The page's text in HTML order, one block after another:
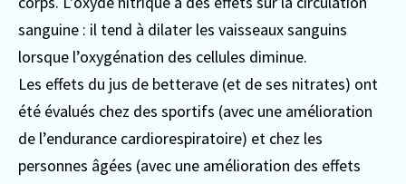
sanguine : il tend à dilater les vaisseaux sanguins
lorsque l’oxygénation des cellules diminue.
Les effets du jus de betterave (et de ses nitrates) ont
été évalués chez des sportifs (avec une amélioration
de l’endurance cardiorespiratoire) et chez les
personnes âgées (avec une amélioration des effets